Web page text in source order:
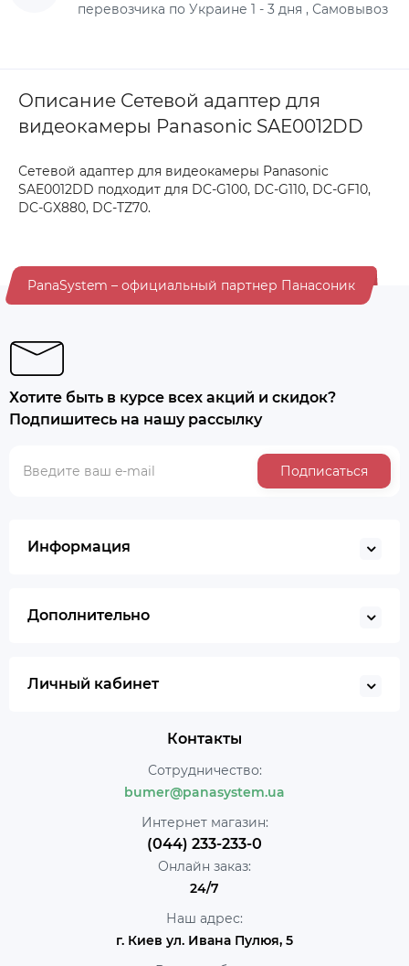
перевозчика по Украине 1 - 3 дня , Самовывоз
Описание Сетевой адаптер для
видеокамеры Panasonic SAE0012DD
Сетевой адаптер для видеокамеры Panasonic
SAE0012DD подходит для DC-G100, DC-G110, DC-GF10,
DC-GX880, DC-TZ70.
PanaSystem – официальный партнер Панасоник
Хотите быть в курсе всех акций и скидок?
Подпишитесь на нашу рассылку
Подписаться
Информация
Дополнительно
Личный кабинет
Контакты
Сотрудничество:
bumer@panasystem.ua
Интернет магазин:
(044) 233-233-0
Онлайн заказ:
24/7
Наш адрес:
г. Киев ул. Ивана Пулюя, 5